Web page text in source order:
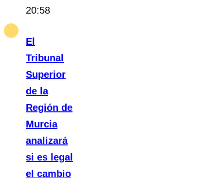
20:58
El
Tribunal
Superior
de la
Región de
Murcia
analizará
si es legal
el cambio